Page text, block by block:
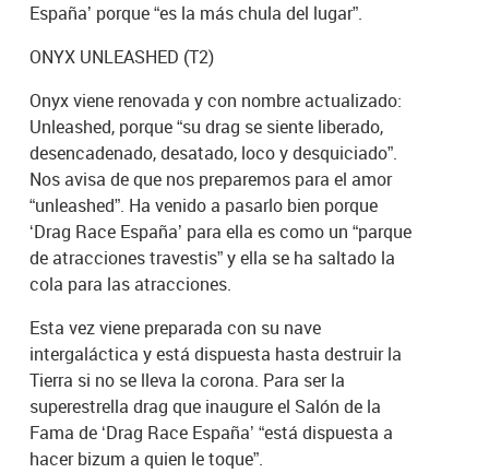
España’ porque “es la más chula del lugar”.
ONYX UNLEASHED (T2)
Onyx viene renovada y con nombre actualizado:
Unleashed, porque “su drag se siente liberado,
desencadenado, desatado, loco y desquiciado”.
Nos avisa de que nos preparemos para el amor
“unleashed”. Ha venido a pasarlo bien porque
‘Drag Race España’ para ella es como un “parque
de atracciones travestis” y ella se ha saltado la
cola para las atracciones.
Esta vez viene preparada con su nave
intergaláctica y está dispuesta hasta destruir la
Tierra si no se lleva la corona. Para ser la
superestrella drag que inaugure el Salón de la
Fama de ‘Drag Race España’ “está dispuesta a
hacer bizum a quien le toque”.